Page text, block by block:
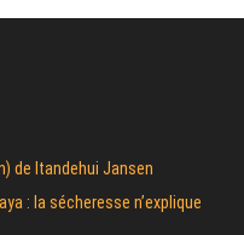
de Itandehui Jansen
: la sécheresse n’explique